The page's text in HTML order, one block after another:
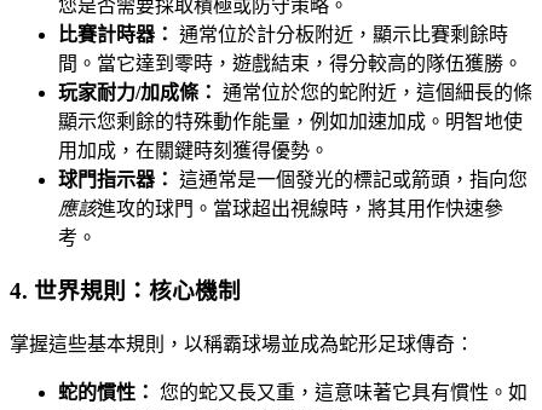
您是否需要採取積極或防守策略。
比賽計時器： 通常位於計分板附近，顯示比賽剩餘時
間。當它達到零時，遊戲結束，得分較高的隊伍獲勝。
玩家耐力/加成條： 通常位於您的蛇附近，這個細長的條
顯示您剩餘的特殊動作能量，例如加速加成。明智地使
用加成，在關鍵時刻獲得優勢。
球門指示器： 這通常是一個發光的標記或箭頭，指向您
應該進攻的球門。當球超出視線時，將其用作快速參
考。
4. 世界規則：核心機制
掌握這些基本規則，以稱霸球場並成為蛇形足球傳奇：
蛇的慣性： 您的蛇又長又重，這意味著它具有慣性。如